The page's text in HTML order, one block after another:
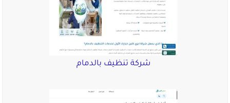
شركة تنظيف بالدمام